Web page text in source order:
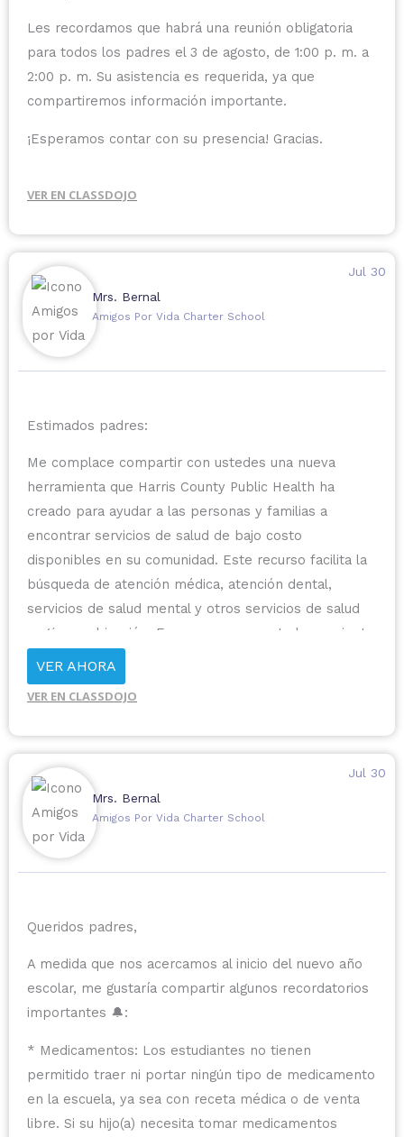
Les recordamos que habrá una reunión obligatoria
para todos los padres el 3 de agosto, de 1:00 p. m. a
2:00 p. m. Su asistencia es requerida, ya que
compartiremos información importante.
¡Esperamos contar con su presencia! Gracias.
VER EN CLASSDOJO
Mrs. Bernal
Jul 30
Amigos Por Vida Charter School
Estimados padres:
Me complace compartir con ustedes una nueva
herramienta que Harris County Public Health ha
creado para ayudar a las personas y familias a
encontrar servicios de salud de bajo costo
disponibles en su comunidad. Este recurso facilita la
búsqueda de atención médica, atención dental,
servicios de salud mental y otros servicios de salud
según su ubicación. Esperamos que esta herramienta
recursos que necesitan.
beneficiarse.
VER AHORA
VER EN CLASSDOJO
Mrs. Bernal
Jul 30
Amigos Por Vida Charter School
Queridos padres,
A medida que nos acercamos al inicio del nuevo año
escolar, me gustaría compartir algunos recordatorios
importantes 🔔:
* Medicamentos: Los estudiantes no tienen
permitido traer ni portar ningún tipo de medicamento
en la escuela, ya sea con receta médica o de venta
libre. Si su hijo(a) necesita tomar medicamentos